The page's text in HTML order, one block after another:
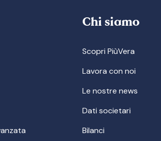
Chi siamo
Scopri PiùVera
Lavora con noi
Le nostre news
Dati societari
Bilanci